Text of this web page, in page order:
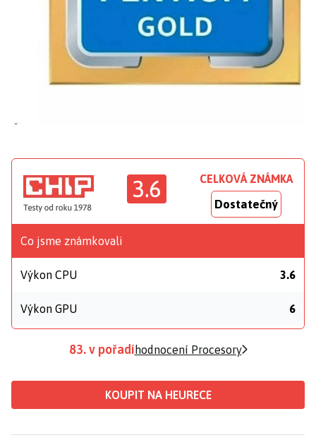
3.6 CELKOVÁ ZNÁMKA
Dostatečný
Co jsme známkovali
Výkon CPU 3.6
Výkon GPU 6
83. v pořadí hodnocení Procesory
KOUPIT NA HEURECE